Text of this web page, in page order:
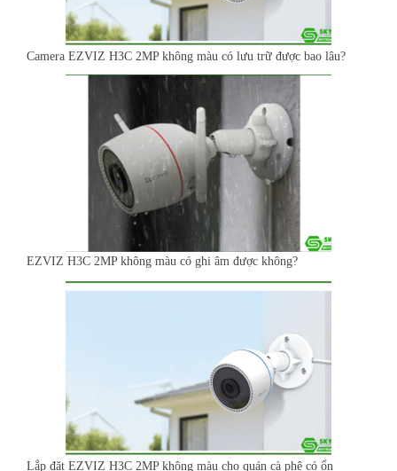
Camera EZVIZ H3C 2MP không màu có lưu trữ được bao lâu?
EZVIZ H3C 2MP không màu có ghi âm được không?
Lắp đặt EZVIZ H3C 2MP không màu cho quán cà phê có ổn